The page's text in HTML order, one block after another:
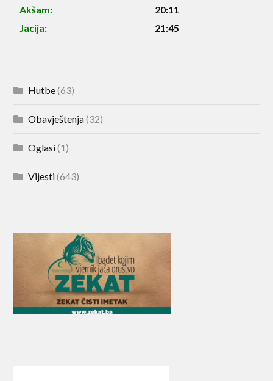
Akšam:
20:11
Jacija:
21:45
Hutbe(63)
Obavještenja(32)
Oglasi(1)
Vijesti(643)